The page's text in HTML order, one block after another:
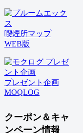
喫煙所マップ
WEB版
プレゼント企画
MOQLOG
クーポン＆キャ
ンペーン情報